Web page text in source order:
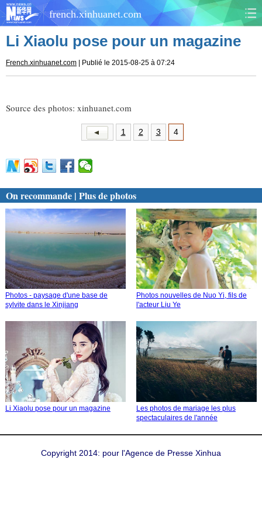
french.xinhuanet.com
CHINE MONDE
SCI&TECH
TOURISME
DOSSIERS PHOTOS
Li Xiaolu pose pour un magazine
French.xinhuanet.com | Publié le 2015-08-25 à 07:24
Source des photos: xinhuanet.com
1 2 3 4
On recommande | Plus de photos
Photos - paysage d'une base de
sylvite dans le Xinjiang
Photos nouvelles de Nuo Yi, fils de
l'acteur Liu Ye
Li Xiaolu pose pour un magazine
Les photos de mariage les plus
spectaculaires de l'année
Copyright 2014: pour l'Agence de Presse Xinhua